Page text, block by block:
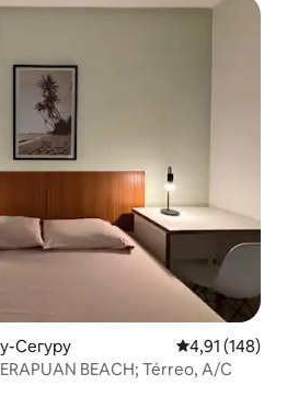
Сегуру Просечна
4,91 (148)
BEACH; Térreo, A/C